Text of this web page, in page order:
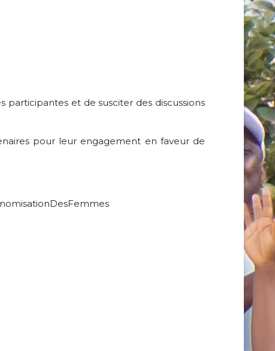
participantes et de susciter des discussions
pour leur engagement en faveur de